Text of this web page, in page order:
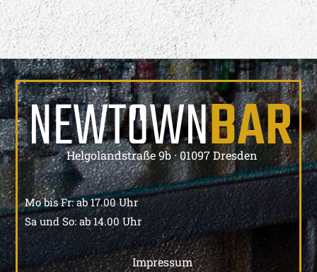
Mo bis Fr: ab 17.00 Uhr
Sa und So: ab 14.00 Uhr
Helgolandstraße 9b · 01097 Dresden
Impressum